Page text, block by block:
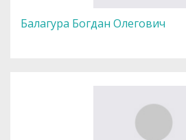
Балагура Богдан Олегович